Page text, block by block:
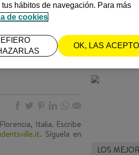
LAS QUE
Italia. Escribe
. Síguela en
QUÉ VER
DÍAS:
¿Planeando
itinerario y
INSPIRACIÓN
LOS
hábitos de navegación. Para más
de cookies
OK, LAS ACEPTO